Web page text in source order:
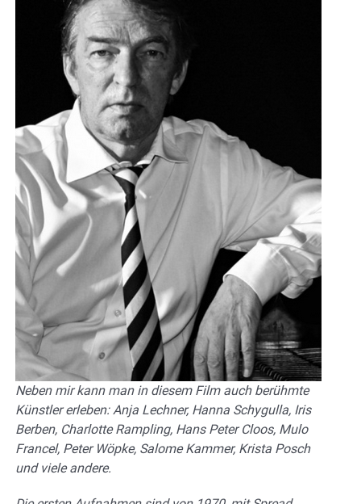
Neben mir kann man in diesem Film auch berühmte
Künstler erleben: Anja Lechner, Hanna Schygulla, Iris
Berben, Charlotte Rampling, Hans Peter Cloos, Mulo
Francel, Peter Wöpke, Salome Kammer, Krista Posch
und viele andere.